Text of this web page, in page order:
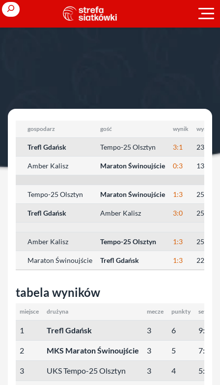
Przejdź
do
treści
Search
gospodarz gość wynik wyniki
Trefl Gdańsk Tempo-25 Olsztyn 3:1 23:25,
Amber Kalisz Maraton Świnoujście 0:3 13:25,
Tempo-25 Olsztyn Maraton Świnoujście 1:3 25:17,
Trefl Gdańsk Amber Kalisz 3:0 25:18,
Amber Kalisz Tempo-25 Olsztyn 1:3 25:17,
Maraton Świnoujście Trefl Gdańsk 1:3 22:25,
tabela wyników
miejsce drużyna mecze punkty sety
1 Trefl Gdańsk 3 6 9:2
2 MKS Maraton Świnoujście 3 5 7:4
3 UKS Tempo-25 Olsztyn 3 4 5:7